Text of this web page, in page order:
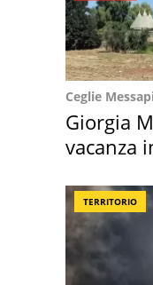
Ceglie
Giorgia
vacanza
TERRITORIO